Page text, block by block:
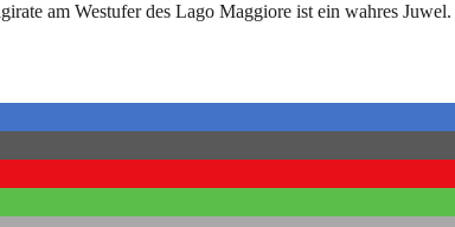
am Westufer des Lago Maggiore ist ein wahres